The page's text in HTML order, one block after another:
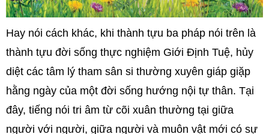
Hay nói cách khác, khi thành tựu ba pháp nói trên là
thành tựu đời sống thực nghiệm Giới Định Tuệ, hủy
diệt các tâm lý tham sân si thường xuyên giáp giặp
hằng ngày của một đời sống hướng nội tự thân. Tại
đây, tiếng nói tri âm từ cõi xuân thường tại giữa
người với người, giữa người và muôn vật mới có sự